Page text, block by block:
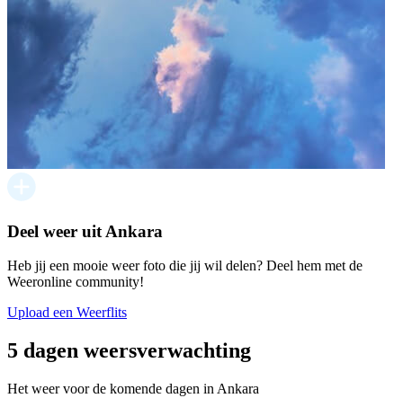
Deel weer uit Ankara
Heb jij een mooie weer foto die jij wil delen? Deel hem met de
Weeronline community!
Upload een Weerflits
5 dagen weersverwachting
Het weer voor de komende dagen in Ankara